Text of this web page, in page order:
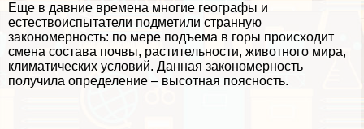
Еще в давние времена многие географы и
естествоиспытатели подметили странную
закономерность: по мере подъема в горы происходит
смена состава почвы, растительности, животного мира,
климатических условий. Данная закономерность
получила определение – высотная поясность.